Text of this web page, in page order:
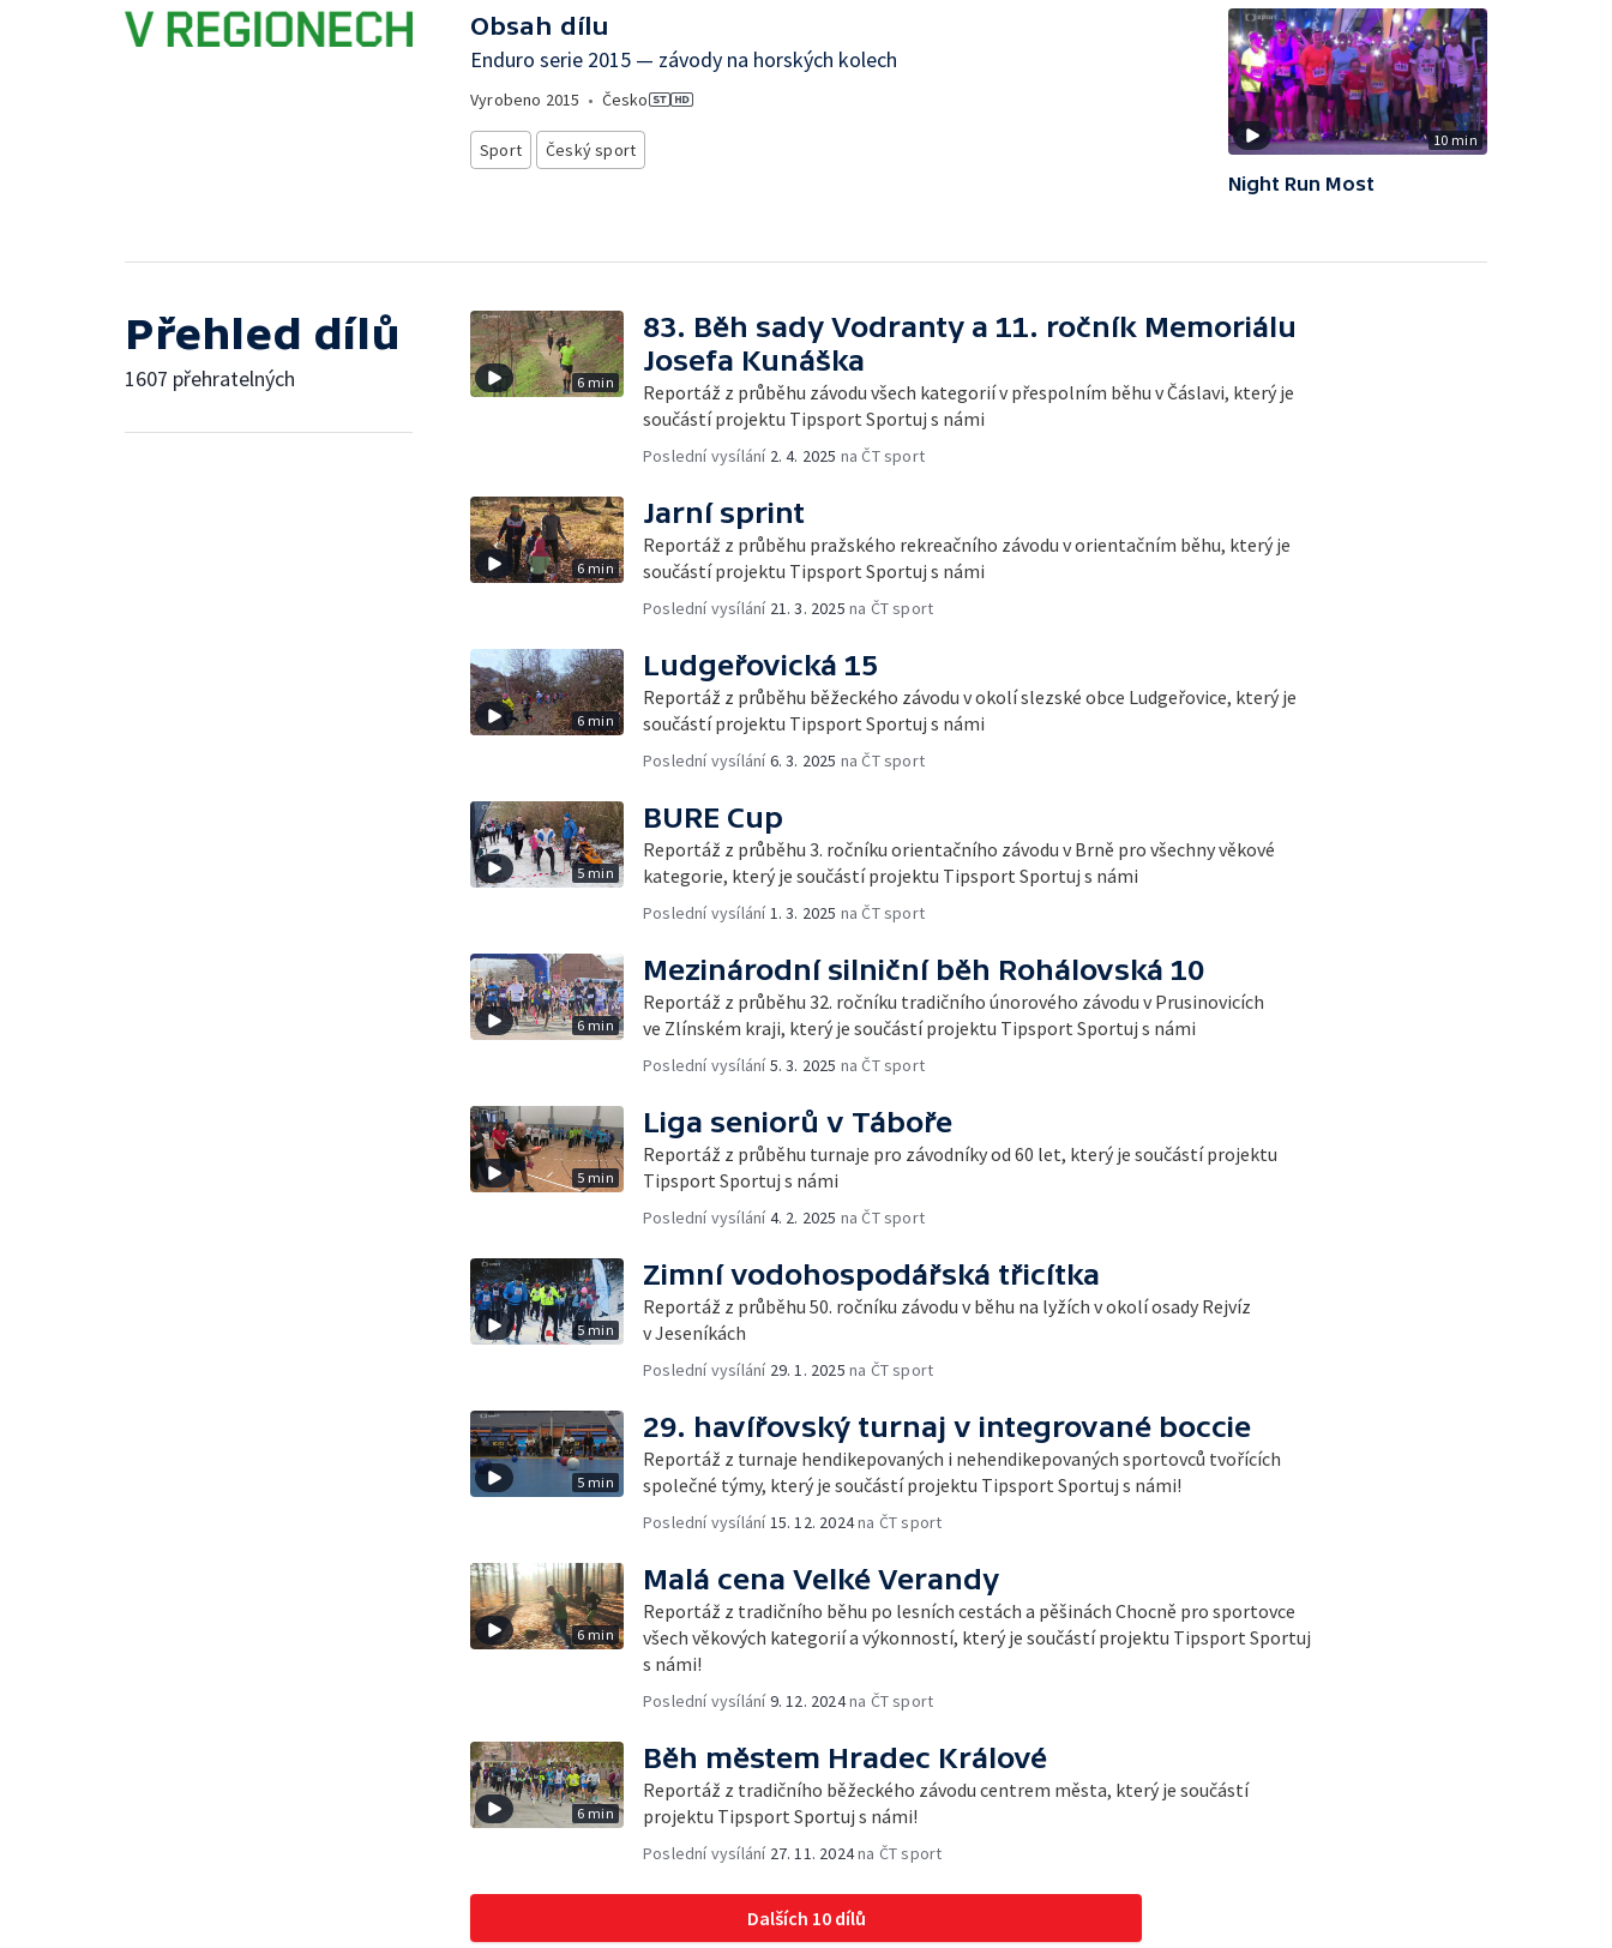
Obsah dílu
Enduro serie 2015 — závody na horských kolech
Vyrobeno 2015 • Česko
Sport Český sport 10 min
Night Run Most
Přehled dílů
1607 přehratelných 6 min
83. Běh sady Vodranty a 11. ročník Memoriálu
Josefa Kunáška
Reportáž z průběhu závodu všech kategorií v přespolním běhu v Čáslavi, který je
součástí projektu Tipsport Sportuj s námi
Poslední vysílání 2. 4. 2025 na ČT sport
6 min
Jarní sprint
Reportáž z průběhu pražského rekreačního závodu v orientačním běhu, který je
součástí projektu Tipsport Sportuj s námi
Poslední vysílání 21. 3. 2025 na ČT sport
6 min
Ludgeřovická 15
Reportáž z průběhu běžeckého závodu v okolí slezské obce Ludgeřovice, který je
součástí projektu Tipsport Sportuj s námi
Poslední vysílání6. 3. 2025 na ČT sport
5 min
BURE Cup
Reportáž z průběhu 3. ročníku orientačního závodu v Brně pro všechny věkové
kategorie, který je součástí projektu Tipsport Sportuj s námi
Poslední vysílání 1. 3. 2025 na ČT sport
6 min
Mezinárodní silniční běh Rohálovská 10
Reportáž z průběhu 32. ročníku tradičního únorového závodu v Prusinovicích
ve Zlínském kraji, který je součástí projektu Tipsport Sportuj s námi
Poslední vysílání5. 3. 2025 na ČT sport
5 min
Liga seniorů v Táboře
Reportáž z průběhu turnaje pro závodníky od 60 let, který je součástí projektu
Tipsport Sportuj s námi
Poslední vysílání4. 2. 2025 na ČT sport
5 min
Zimní vodohospodářská třicítka
Reportáž z průběhu 50. ročníku závodu v běhu na lyžích v okolí osady Rejvíz
v Jeseníkách
Poslední vysílání 29. 1. 2025 na ČT sport
5 min
29. havířovský turnaj v integrované boccie
Reportáž z turnaje hendikepovaných i nehendikepovaných sportovců tvořících
společné týmy, který je součástí projektu Tipsport Sportuj s námi!
Poslední vysílání 15. 12. 2024na ČT sport
6 min
Malá cena Velké Verandy
Reportáž z tradičního běhu po lesních cestách a pěšinách Chocně pro sportovce
všech věkových kategorií a výkonností, který je součástí projektu Tipsport Sportuj
s námi!
Poslední vysílání9. 12. 2024na ČT sport
6 min
Běh městem Hradec Králové
Reportáž z tradičního běžeckého závodu centrem města, který je součástí
projektu Tipsport Sportuj s námi!
Poslední vysílání 27. 11. 2024na ČT sport
Dalších 10 dílů